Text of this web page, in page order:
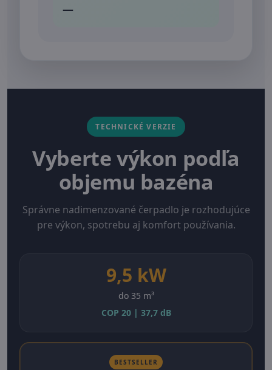
—
TECHNICKÉ VERZIE
Vyberte výkon podľa
objemu bazéna
Správne nadimenzované čerpadlo je rozhodujúce
pre výkon, spotrebu aj komfort používania.
9,5 kW
do 35 m³
COP 20 | 37,7 dB
BESTSELLER